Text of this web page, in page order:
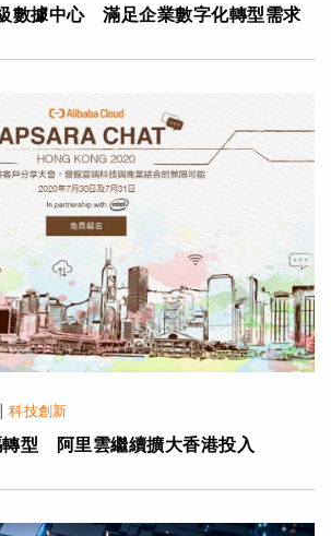
數據中心 滿足企業數字化轉型需求
| 科技創新
型 阿里雲繼續擴大香港投入